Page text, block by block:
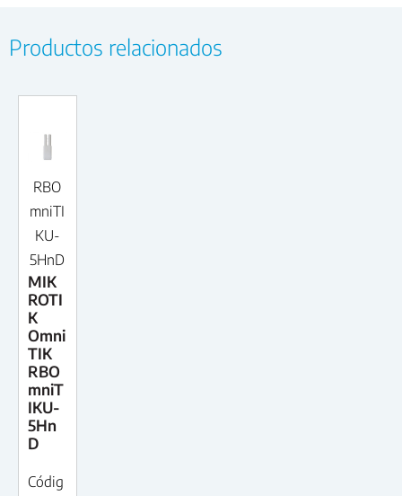
Productos relacionados
RBO
mniTI
KU-
5HnD
MIK
ROTI
K
Omni
TIK
RBO
mniT
IKU-
5Hn
D
Códig